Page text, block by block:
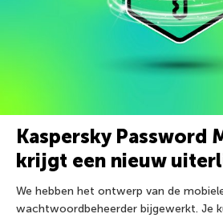
Kaspersky Password
krijgt een nieuw
We hebben het ontwerp van de
wachtwoordbeheerder bijgewerkt. Je